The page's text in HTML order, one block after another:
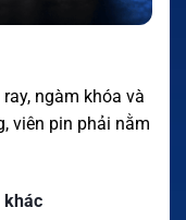
ngàm khóa và
viên pin phải nằm
khác